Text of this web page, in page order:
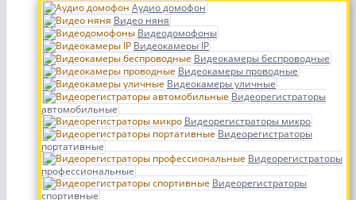
Аудио домофон
Видео няня
Видеодомофоны
Видеокамеры IP
Видеокамеры беспроводные
Видеокамеры проводные
Видеокамеры уличные
Видеорегистраторы
автомобильные
Видеорегистраторы микро
Видеорегистраторы
портативные
Видеорегистраторы
профессиональные
Видеорегистраторы
спортивные